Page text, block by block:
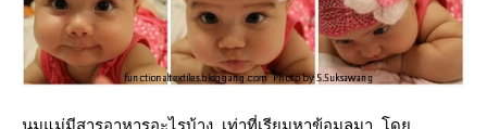
นมแม่มีสารอาหารอะไรบ้าง เท่าที่เรียมหาข้อมูลมา โด